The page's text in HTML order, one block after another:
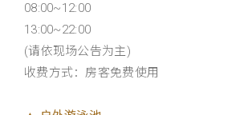
08:00~12:00
13:00~22:00
(请依现场公告为主)
收费方式：房客免费使用